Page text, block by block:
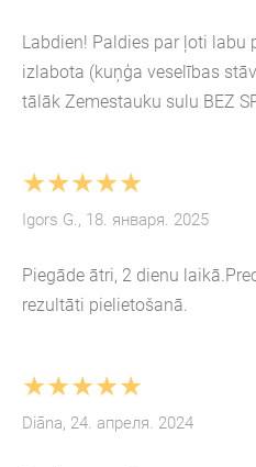
Labdien! Paldies par ļoti labu
izlabota (kuņģa veselības
tālāk Zemestauku sulu BEZ
★★★★★
Igors G., 18. января. 2025
Piegāde ātri, 2 dienu
rezultāti pielietošanā.
★★★★★
Diāna, 24. апреля. 2024